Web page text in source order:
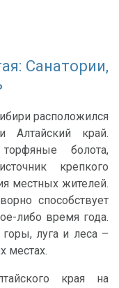
Санатории,
расположился
Алтайский край.
болота,
крепкого
местных жителей.
способствует
либо время года.
луга и леса –
местах.
края на